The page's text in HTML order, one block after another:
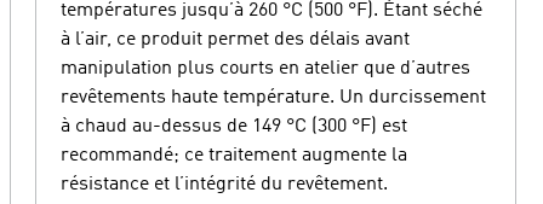
températures jusqu’à 260 °C (500 °F). Étant séché
à l’air, ce produit permet des délais avant
manipulation plus courts en atelier que d’autres
revêtements haute température. Un durcissement
à chaud au-dessus de 149 °C (300 °F) est
recommandé; ce traitement augmente la
résistance et l’intégrité du revêtement.